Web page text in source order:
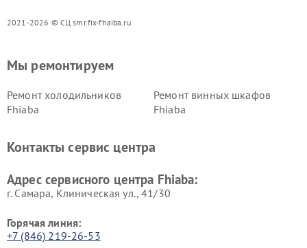
2021-2026 © СЦ smr.fix-fhaiba.ru
Мы ремонтируем
Ремонт холодильников
Fhiaba
Ремонт винных шкафов
Fhiaba
Контакты сервис центра
Адрес сервисного центра Fhiaba:
г. Самара, Клиническая ул., 41/30
Горячая линия:
+7 (846) 219-26-53